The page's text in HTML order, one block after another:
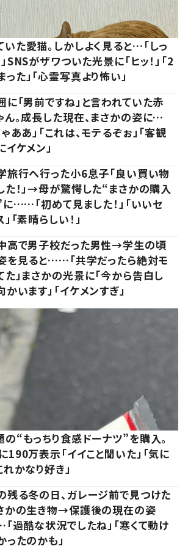
た愛猫。しかしよく見ると…「しっ
SNSがザワついた光景に「ヒッ！」「2
た」「心霊写真より怖い」
に「男前ですね」と言われていた赤
ん。成長した現在、まさかの姿に…
ゃああ」「これは、モテるぞぉ」「客観
イケメン」
旅行へ行った小6息子「良い買い物
た！」→母が驚愕した“まさかの購入
……「初めて見ました！」「いいセ
」「素晴らしい！」
高で男子校だった男性→学生の頃
を見ると……「共学だったら絶対モ
た」まさかの光景に「今から告白し
かいます」「イケメンすぎ」
“もっちり食感ドーナツ”を購入。
万表示「イイこと聞いた」「気に
れかなり好き」
残る冬の日、ガレージ前で見つけた
かの生き物→保護後の現在の姿
過酷な状況でしたね」「寒くて動け
ったのかも」